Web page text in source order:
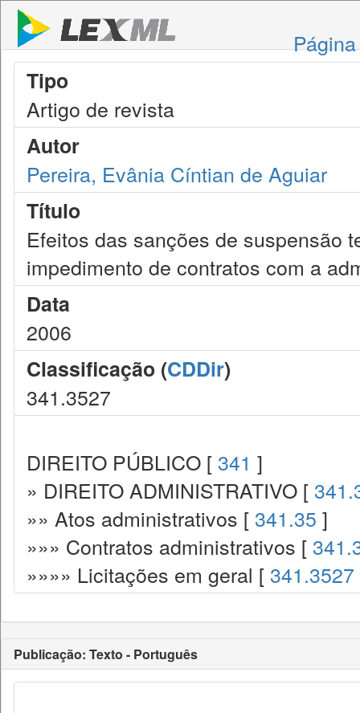
Tipo
Artigo de revista
Autor
Pereira, Evânia Cíntian de Aguiar
Título
Efeitos das sanções de suspensão
impedimento de contratos com a
Data
2006
Classificação (CDDir)
341.3527
DIREITO PÚBLICO [ 341 ]
» DIREITO ADMINISTRATIVO [
»» Atos administrativos [ 341.35 ]
»»» Contratos administrativos [
»»»» Licitações em geral [ 341.3527
Publicação: Texto - Português